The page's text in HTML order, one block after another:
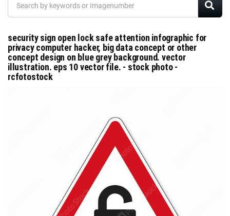
security sign open lock safe attention infographic for
privacy computer hacker, big data concept or other
concept design on blue grey background. vector
illustration. eps 10 vector file. - stock photo -
rcfotostock